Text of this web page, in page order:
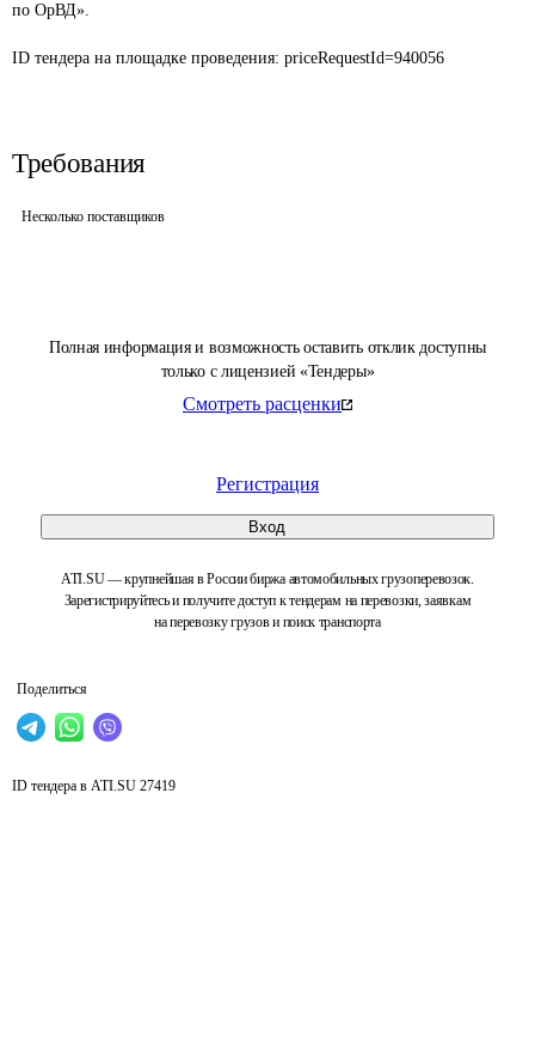
Полная информация и возможность оставить отклик доступны
только с лицензией «Тендеры»
Смотреть расценки
Регистрация
Вход
ATI.SU — крупнейшая в России биржа автомобильных грузоперевозок.
Зарегистрируйтесь и получите доступ к тендерам на перевозки, заявкам
на перевозку грузов и поиск транспорта
Поделиться
по ОрВД».
ID тендера на площадке проведения: priceRequestId=940056
Требования
Несколько поставщиков
ID тендера в ATI.SU 27419